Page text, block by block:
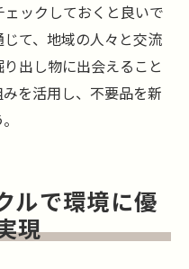
ックしておくと良いで
て、地域の人々と交流
出し物に出会えること
を活用し、不要品を新
ルで環境に優
現